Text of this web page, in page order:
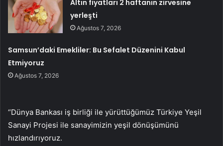
Altın fiyatları 2 haftanın zirvesine
yerleşti
Ağustos 7, 2026
Samsun’daki Emekliler: Bu Sefalet Düzenini Kabul
Etmiyoruz
Ağustos 7, 2026
“Dünya Bankası iş birliği ile yürüttüğümüz Türkiye Yeşil
Sanayi Projesi ile sanayimizin yeşil dönüşümünü
hızlandırıyoruz.